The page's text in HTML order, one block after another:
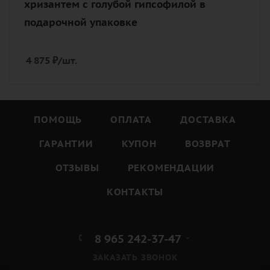
хризантем с голубой гипсофилой в
подарочной упаковке
4 875 ₽/шт.
ПОМОЩЬ ОПЛАТА
ДОСТАВКА
ГАРАНТИИ
КУПОН
ВОЗВРАТ
ОТЗЫВЫ
РЕКОМЕНДАЦИИ
КОНТАКТЫ
8 965 242-37-47